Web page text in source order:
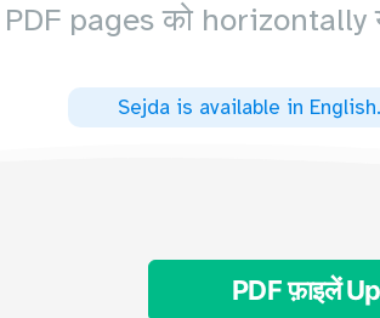
PDF pages को
Sejda is available in English.
PDF फ़ाइलें